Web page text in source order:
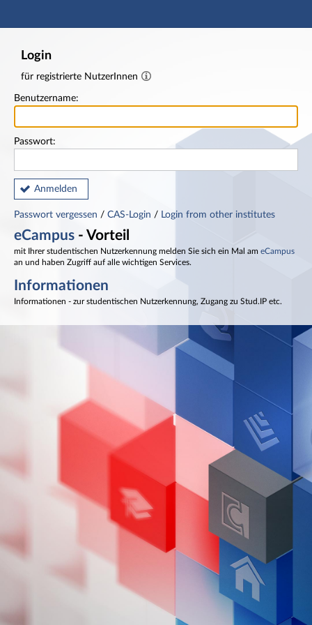
Hauptnavigation
Login
für registrierte NutzerInnen
Benutzername:
Passwort:
Anmelden
Passwort vergessen / CAS-Login / Login from other institutes
eCampus - Vorteil
mit Ihrer studentischen Nutzerkennung melden Sie sich ein Mal am eCampus
an und haben Zugriff auf alle wichtigen Services.
Informationen
Informationen - zur studentischen Nutzerkennung, Zugang zu Stud.IP etc.